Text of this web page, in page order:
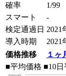
確率
1/99
スマート
-
検定通過日 2021
導入時期
2021
価格推移
１ヶ
■平均価格 ■10日